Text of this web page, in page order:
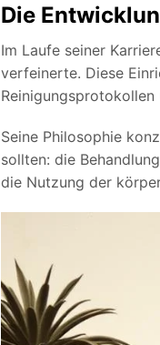
Die
Im Laufe seiner
verfeinerte. Diese
Seine Philosophie
sollten: die
die Nutzung der